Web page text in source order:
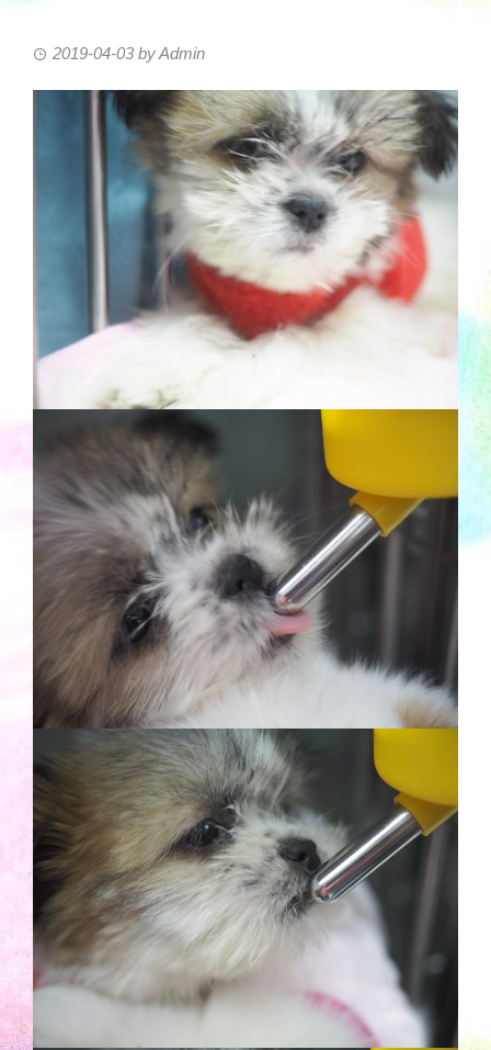
2019-04-03 byAdmin